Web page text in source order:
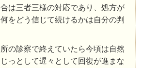
は三者三様の対応であり、処方が
をどう信じて続けるかは自分の判
の診察で終えていたら今頃は自然
っとして遅々として回復が進まな